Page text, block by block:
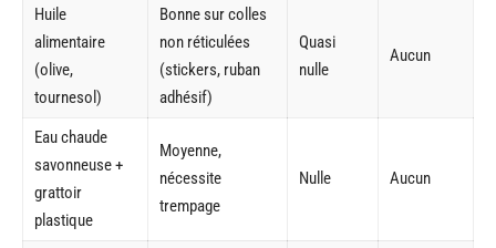
Huile
alimentaire
(olive,
tournesol)
Bonne sur colles
non réticulées
(stickers, ruban
adhésif)
Quasi
nulle
Aucun
Eau chaude
savonneuse +
grattoir
plastique
Moyenne,
nécessite
trempage
Nulle Aucun